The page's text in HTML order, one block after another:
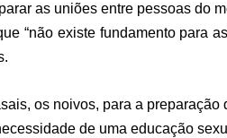
as uniões entre pessoas do
“não existe fundamento para
os noivos, para a
de uma educação